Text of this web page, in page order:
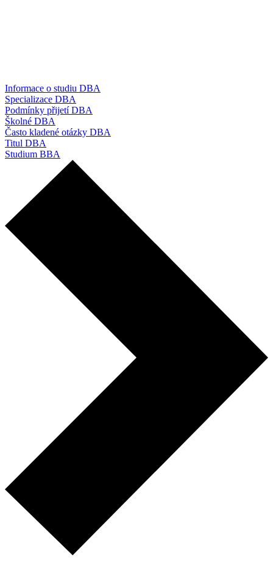
Informace o studiu DBA
Specializace DBA
Podmínky přijetí DBA
Školné DBA
Často kladené otázky DBA
Titul DBA
Studium BBA